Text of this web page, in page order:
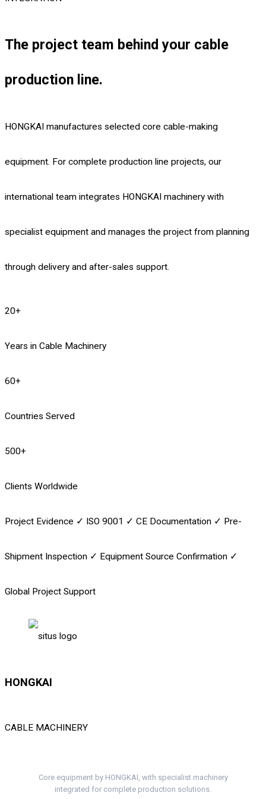
plant, upgrading legacy lines, or comparing turnkey partners,
use this checklist to pressure‑test vendors with measurable,
verifiable criteria.
The project team behind your cable
production line.
HONGKAI manufactures selected core cable-making
equipment. For complete production line projects, our
international team integrates HONGKAI machinery with
specialist equipment and manages the project from planning
through delivery and after-sales support.
20+
Years in Cable Machinery
60+
Countries Served
500+
Clients Worldwide
Project Evidence ✓ ISO 9001 ✓ CE Documentation ✓ Pre-
Shipment Inspection ✓ Equipment Source Confirmation ✓
Global Project Support
HONGKAI
CABLE MACHINERY
Core equipment by HONGKAI, with specialist machinery
integrated for complete production solutions.